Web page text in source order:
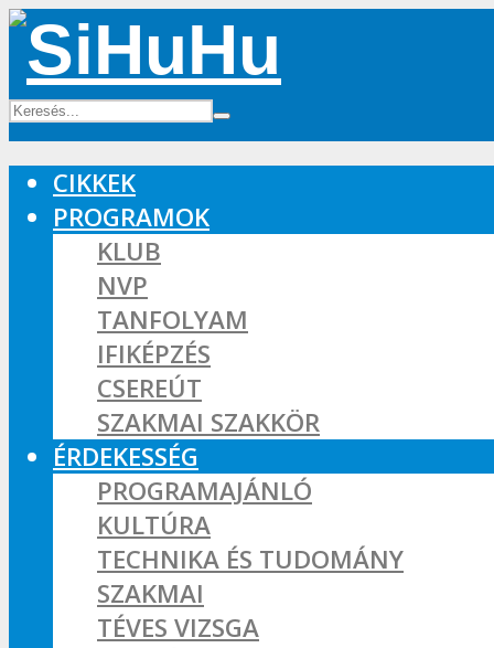
CIKKEK
PROGRAMOK
KLUB
NVP
TANFOLYAM
IFIKÉPZÉS
CSEREÚT
SZAKMAI SZAKKÖR
ÉRDEKESSÉG
PROGRAMAJÁNLÓ
KULTÚRA
TECHNIKA ÉS TUDOMÁNY
SZAKMAI
TÉVES VIZSGA